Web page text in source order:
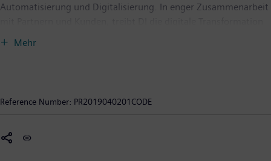
Automatisierung und Digitalisierung. In enger Zusammenarbeit
in der Prozess- und Fertigungsindustrie voran. Mit dem Digital-
Anforderungen der jeweiligen Branchen, ermöglicht das
erhöhen. DI erweitert sein Portfolio fortlaufend durch
Mehr
Reference Number: PR2019040201CODE